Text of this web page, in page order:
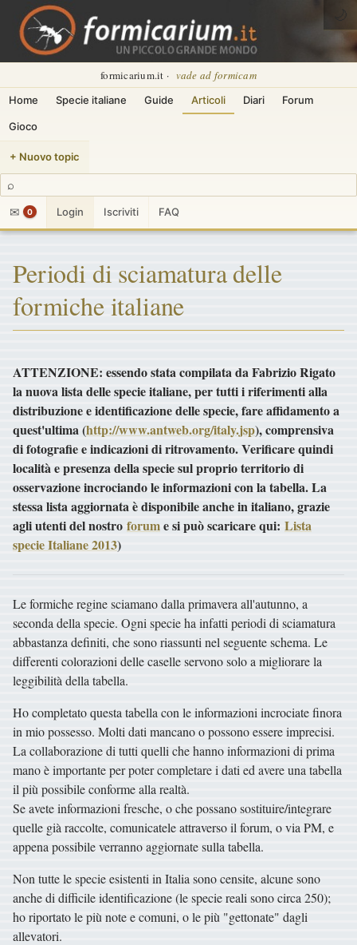
formicarium.it · vade ad formicam
Home Specie italiane Guide Articoli Diari Forum
Gioco
+ Nuovo topic
⌕
✉
0 Login Iscriviti FAQ
🌙
Periodi di sciamatura delle
formiche italiane
ATTENZIONE: essendo stata compilata da Fabrizio Rigato
la nuova lista delle specie italiane, per tutti i riferimenti alla
distribuzione e identificazione delle specie, fare affidamento a
quest'ultima (http://www.antweb.org/italy.jsp), comprensiva
di fotografie e indicazioni di ritrovamento. Verificare quindi
località e presenza della specie sul proprio territorio di
osservazione incrociando le informazioni con la tabella. La
stessa lista aggiornata è disponibile anche in italiano, grazie
agli utenti del nostro forume si può scaricare qui: Lista
specie Italiane 2013)
Le formiche regine sciamano dalla primavera all'autunno, a
seconda della specie. Ogni specie ha infatti periodi di sciamatura
abbastanza definiti, che sono riassunti nel seguente schema. Le
differenti colorazioni delle caselle servono solo a migliorare la
leggibilità della tabella.
Ho completato questa tabella con le informazioni incrociate finora
in mio possesso. Molti dati mancano o possono essere imprecisi.
La collaborazione di tutti quelli che hanno informazioni di prima
mano è importante per poter completare i dati ed avere una tabella
il più possibile conforme alla realtà.
Se avete informazioni fresche, o che possano sostituire/integrare
quelle già raccolte, comunicatele attraverso il forum, o via PM, e
appena possibile verranno aggiornate sulla tabella.
Non tutte le specie esistenti in Italia sono censite, alcune sono
anche di difficile identificazione (le specie reali sono circa 250);
ho riportato le più note e comuni, o le più "gettonate" dagli
allevatori.